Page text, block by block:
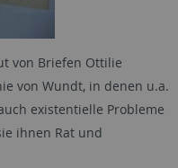
von Briefen Ottilie
von Wundt, in denen u.a.
existentielle Probleme
ihnen Rat und